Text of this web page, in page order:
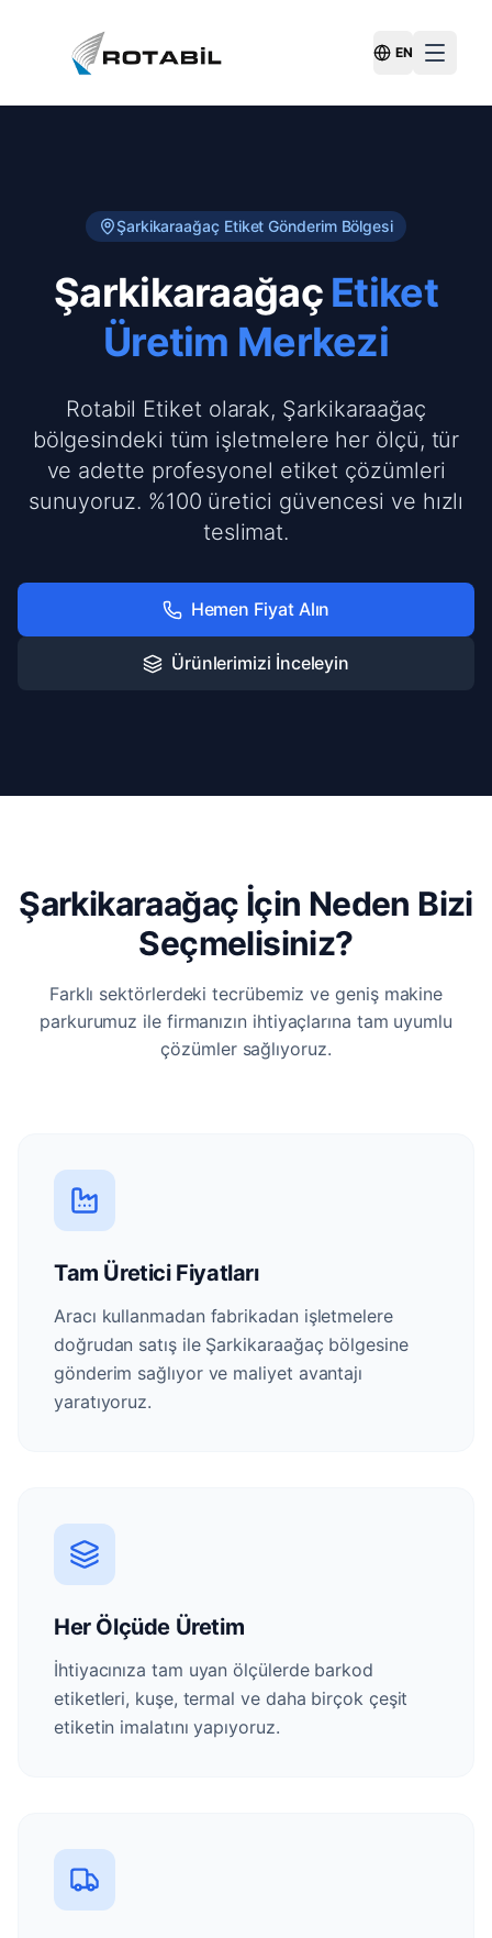
Switch
EN
Şarkikaraağaç Etiket Gönderim Bölgesi
Şarkikaraağaç Etiket
Üretim Merkezi
Rotabil Etiket olarak, Şarkikaraağaç
bölgesindeki tüm işletmelere her ölçü, tür
ve adette profesyonel etiket çözümleri
sunuyoruz. %100 üretici güvencesi ve hızlı
teslimat.
Hemen Fiyat Alın
Ürünlerimizi İnceleyin
Şarkikaraağaç İçin Neden Bizi
Seçmelisiniz?
Farklı sektörlerdeki tecrübemiz ve geniş makine
parkurumuz ile firmanızın ihtiyaçlarına tam uyumlu
çözümler sağlıyoruz.
Tam Üretici Fiyatları
Aracı kullanmadan fabrikadan işletmelere
doğrudan satış ile Şarkikaraağaç bölgesine
gönderim sağlıyor ve maliyet avantajı
yaratıyoruz.
Her Ölçüde Üretim
İhtiyacınıza tam uyan ölçülerde barkod
etiketleri, kuşe, termal ve daha birçok çeşit
etiketin imalatını yapıyoruz.